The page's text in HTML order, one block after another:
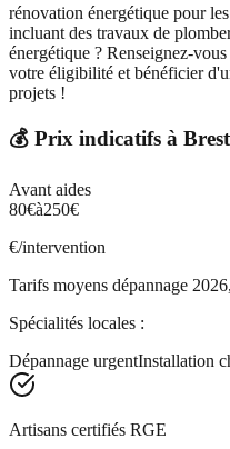
rénovation énergétique pour
incluant des travaux de
énergétique ? Renseignez-
votre éligibilité et bénéficier
projets !
💰 Prix indicatifs à Brest
Avant aides
80€à250€
€/intervention
Tarifs moyens dépannage
Spécialités locales :
Dépannage urgentInstallation
Artisans certifiés RGE